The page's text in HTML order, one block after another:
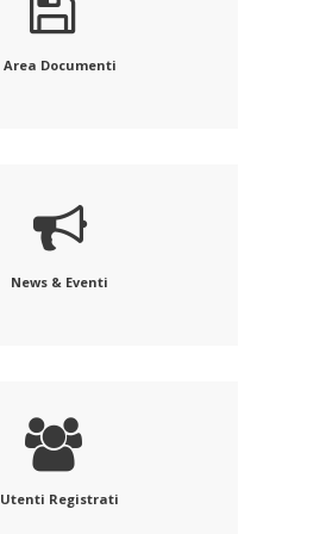
Area Documenti
News & Eventi
Utenti Registrati